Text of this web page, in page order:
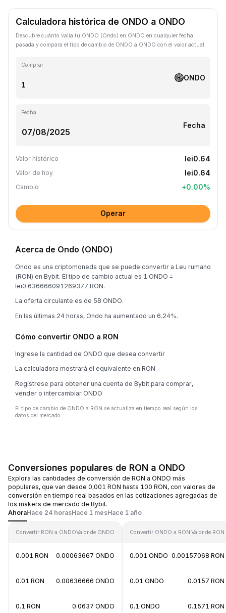
Calculadora histórica de ONDO a ONDO
Descubre cuánto valía tu ONDO (Ondo) en ONDO en cualquier fecha
pasada y compara el tipo de cambio de ONDO a ONDO con el valor actual.
Comprar
ONDO
Fecha
Fecha
Valor histórico lei0.64
Valor de hoy lei0.64
Cambio +0.00%
Operar
Acerca de Ondo (ONDO)
Ondo es una criptomoneda que se puede convertir a Leu rumano
(RON) en Bybit. El tipo de cambio actual es 1 ONDO =
lei0.636666091269377 RON.
La oferta circulante es de 5B ONDO.
En las últimas 24 horas, Ondo ha aumentado un 6.24%.
Cómo convertir ONDO a RON
Ingrese la cantidad de ONDO que desea convertir
La calculadora mostrará el equivalente en RON
Regístrese para obtener una cuenta de Bybit para comprar,
vender o intercambiar ONDO
El tipo de cambio de ONDO a RON se actualiza en tiempo real según los
datos del mercado.
Conversiones populares de RON a ONDO
Explora las cantidades de conversión de RON a ONDO más
populares, que van desde 0,001 RON hasta 100 RON, con valores de
conversión en tiempo real basados en las cotizaciones agregadas de
los makers de mercado de Bybit.
AhoraHace 24 horasHace 1 mesHace 1 año
Convertir RON a ONDOValor de ONDO
0.001 RON 0.00063667 ONDO
0.01 RON 0.00636666 ONDO
0.1 RON 0.0637 ONDO
Convertir ONDO a RON Valor de RON
0.001 ONDO 0.00157068 RON
0.01 ONDO 0.0157 RON
0.1 ONDO 0.1571 RON